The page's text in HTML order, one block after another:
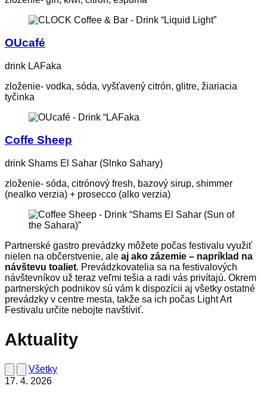
OUcafé
drink LAFaka
zloženie- vodka, sóda, vyšťavený citrón, glitre, žiariacia
tyčinka
Coffe Sheep
drink Shams El Sahar (Slnko Sahary)
zloženie- sóda, citrónový fresh, bazový sirup, shimmer
(nealko verzia) + prosecco (alko verzia)
Partnerské gastro prevádzky môžete počas festivalu využiť
nielen na občerstvenie, ale aj ako zázemie – napríklad na
návštevu toaliet. Prevádzkovatelia sa na festivalových
návštevníkov už teraz veľmi tešia a radi vás privítajú. Okrem
partnerských podnikov sú vám k dispozícii aj všetky ostatné
prevádzky v centre mesta, takže sa ich počas Light Art
Festivalu určite nebojte navštíviť.
Aktuality
Všetky
17. 4. 2026